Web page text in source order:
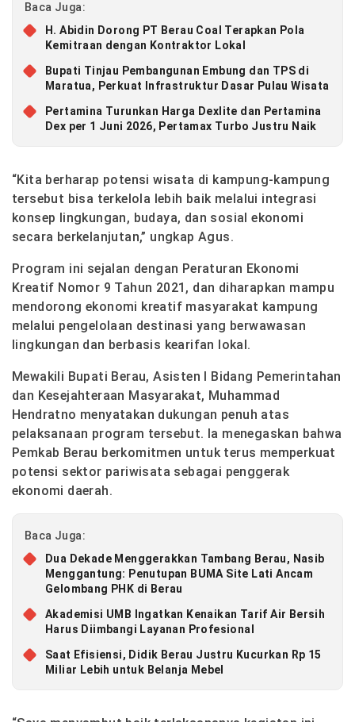
Baca Juga:
H. Abidin Dorong PT Berau Coal Terapkan Pola
Kemitraan dengan Kontraktor Lokal
Bupati Tinjau Pembangunan Embung dan TPS di
Maratua, Perkuat Infrastruktur Dasar Pulau Wisata
Pertamina Turunkan Harga Dexlite dan Pertamina
Dex per 1 Juni 2026, Pertamax Turbo Justru Naik
“Kita berharap potensi wisata di kampung-kampung
tersebut bisa terkelola lebih baik melalui integrasi
konsep lingkungan, budaya, dan sosial ekonomi
secara berkelanjutan,” ungkap Agus.
Program ini sejalan dengan Peraturan Ekonomi
Kreatif Nomor 9 Tahun 2021, dan diharapkan mampu
mendorong ekonomi kreatif masyarakat kampung
melalui pengelolaan destinasi yang berwawasan
lingkungan dan berbasis kearifan lokal.
Mewakili Bupati Berau, Asisten I Bidang Pemerintahan
dan Kesejahteraan Masyarakat, Muhammad
Hendratno menyatakan dukungan penuh atas
pelaksanaan program tersebut. Ia menegaskan bahwa
Pemkab Berau berkomitmen untuk terus memperkuat
potensi sektor pariwisata sebagai penggerak
ekonomi daerah.
Baca Juga:
Dua Dekade Menggerakkan Tambang Berau, Nasib
Menggantung: Penutupan BUMA Site Lati Ancam
Gelombang PHK di Berau
Akademisi UMB Ingatkan Kenaikan Tarif Air Bersih
Harus Diimbangi Layanan Profesional
Saat Efisiensi, Didik Berau Justru Kucurkan Rp 15
Miliar Lebih untuk Belanja Mebel